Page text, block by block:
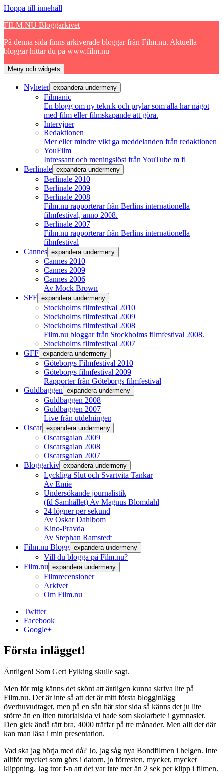
Hoppa till innehåll
FILM.NU Bloggarkivet
På denna sida finns arkiverade bloggar från Film.nu. Aktuella
bloggar hittar du på www.film.nu
Meny och widgets
Nyheter expandera undermeny
Filmanic
En blogg om ny teknik och prylar som alla har något
med film eller filmskapande att göra.
Intervjuer
Redaktionen
Mer eller mindre viktiga meddelanden från redaktionen
YouFilm
Intressant och meningslöst från YouTube m fl
Berlinale expandera undermeny
Berlinale 2010
Berlinale 2009
Berlinale 2008
Film.nu rapporterar från Berlins internationella
filmfestival, anno 2008.
Berlinale 2007
Film.nu rapporterar från Berlins internationella
filmfestival
Cannes expandera undermeny
Cannes 2010
Cannes 2009
Cannes 2006
Av Mock Brown
SFF expandera undermeny
Stockholms filmfestival 2010
Stockholms filmfestival 2009
Stockholms filmfestival 2008
Film.nu bloggar från Stockholms filmfestival 2008.
Stockholms filmfestival 2007
GFF expandera undermeny
Göteborgs Filmfestival 2010
Göteborgs filmfestival 2009
Rapporter från Göteborgs filmfestival
Guldbaggen expandera undermeny
Guldbaggen 2008
Guldbaggen 2007
Live från utdelningen
Oscar expandera undermeny
Oscarsgalan 2009
Oscarsgalan 2008
Oscarsgalan 2007
Bloggarkiv expandera undermeny
Lyckliga Slut och Svartvita Tankar
Av Emie
Undersökande journalistik
(fd Samhället) Av Magnus Blomdahl
24 lögner per sekund
Av Oskar Dahlbom
Kino-Pravda
Av Stephan Ramstedt
Film.nu Blogg expandera undermeny
Vill du blogga på Film.nu?
Film.nu expandera undermeny
Filmrecensioner
Arkivet
Om Film.nu
Twitter
Facebook
Google+
Första inlägget!
Äntligen! Som Gert Fylking skulle sagt.
Men för mig känns det skönt att äntligen kunna skriva lite på
Film.nu. Det är inte så att det är mitt första blogginlägg
överhuvudtaget, men på en sån här stor sida så känns det ju lite
större än en liten tutorialsida vi hade som skolarbete i gymnasiet.
Den gick ändå rätt bra, 4000 träffar på tre månader. Men allt det där
kan man läsa i min presentation.
Vad ska jag börja med då? Jo, jag såg nya Bondfilmen i helgen. Inte
alltför mycket som görs i datorn, jo förresten, mycket, mycket
klippning. Jag tror f-n att det var inte mer än 2 sek per klipp i filmen.